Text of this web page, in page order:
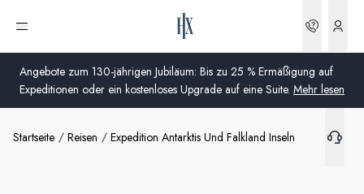
Angebote zum 130-jährigen Jubiläum: Bis zu 25 % Ermäßigung auf
Expeditionen oder ein kostenloses Upgrade auf eine Suite. Mehr lesen
Menü öffnen
Global
Startseite Reisen Expedition Antarktis Und Falkland Inseln